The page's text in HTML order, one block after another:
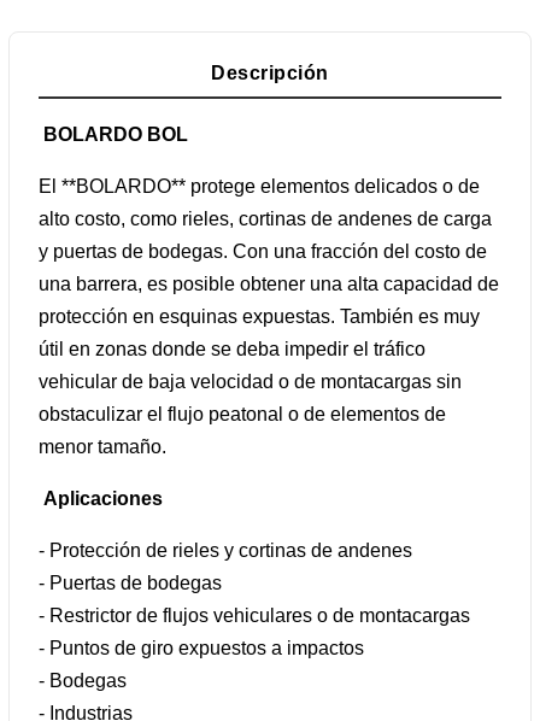
Descripción
BOLARDO BOL
El **BOLARDO** protege elementos delicados o de
alto costo, como rieles, cortinas de andenes de carga
y puertas de bodegas. Con una fracción del costo de
una barrera, es posible obtener una alta capacidad de
protección en esquinas expuestas. También es muy
útil en zonas donde se deba impedir el tráfico
vehicular de baja velocidad o de montacargas sin
obstaculizar el flujo peatonal o de elementos de
menor tamaño.
Aplicaciones
- Protección de rieles y cortinas de andenes
- Puertas de bodegas
- Restrictor de flujos vehiculares o de montacargas
- Puntos de giro expuestos a impactos
- Bodegas
- Industrias